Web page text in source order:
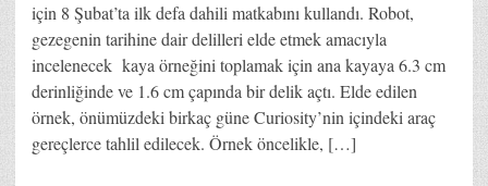
için 8 Şubat’ta ilk defa dahili matkabını kullandı. Robot,
gezegenin tarihine dair delilleri elde etmek amacıyla
incelenecek kaya örneğini toplamak için ana kayaya 6.3 cm
derinliğinde ve 1.6 cm çapında bir delik açtı. Elde edilen
örnek, önümüzdeki birkaç güne Curiosity’nin içindeki araç
gereçlerce tahlil edilecek. Örnek öncelikle, […]